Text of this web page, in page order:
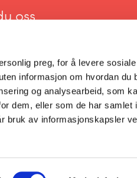
preg, for å levere sosiale
informasjon om hvordan du
og analysearbeid, som
dem, eller som de har samlet
bruk av informasjonskapsler
oss
personvern